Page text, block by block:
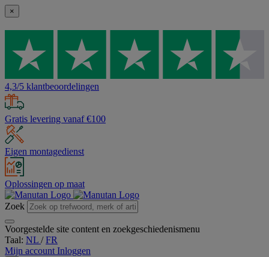
×
4,3/5 klantbeoordelingen
Gratis levering vanaf €100
Eigen montagedienst
Oplossingen op maat
Zoek
Voorgestelde site content en zoekgeschiedenismenu
Taal: NL /FR
Mijn account Inloggen